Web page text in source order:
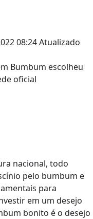
08:24Atualizado
nacional, todo
pelo bumbum e
para
em um desejo
bonito é o desejo